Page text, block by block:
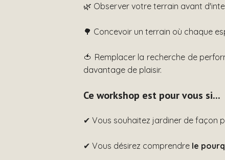
🌿 Observer votre terrain avant
🌳 Concevoir un terrain où chaque
🍅 Remplacer la recherche de
davantage de plaisir.
Ce workshop est pour vous si...
✔ Vous souhaitez jardiner de façon
✔ Vous désirez comprendre le